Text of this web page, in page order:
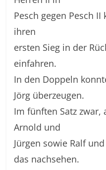
Pesch gegen Pesch
ihren
ersten Sieg in der
einfahren.
In den Doppeln
Jörg überzeugen.
Im fünften Satz zwar,
Arnold und
Jürgen sowie Ralf
das nachsehen.